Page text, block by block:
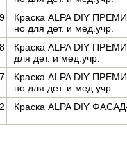
Краска ALPA DIY
но для дет. и мед.учр.
Краска ALPA DIY
для дет. и мед.учр.
Краска ALPA DIY
но для дет. и мед.учр.
Краска ALPA DIY